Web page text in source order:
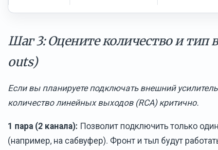
Шаг 3: Оцените количество и тип
outs)
Если вы планируете подключать внешний
количество линейных выходов (RCA) критично.
1 пара (2 канала): Позволит подключить только
(например, на сабвуфер). Фронт и тыл будут